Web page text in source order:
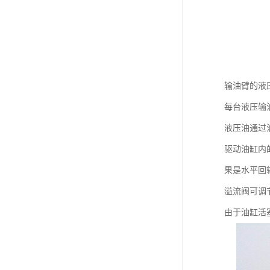
输油臂的液
每台液压输
液压油通过
驱动油缸内
果是水平回
溢流阀可调
由于油缸活